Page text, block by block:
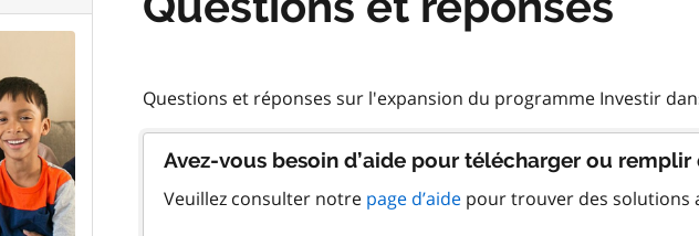
Avez-vous besoin d’aide pour télécharger ou remplir
Veuillez consulter notre page d’aide pour trouver des solutions